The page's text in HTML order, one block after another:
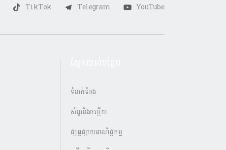
TikTok Telegram YouTube
ទំនាក់ទំនង
សំនួរនិងចម្លើយ
ផ្សព្វផ្សាយពាណិជ្ជកម្ម